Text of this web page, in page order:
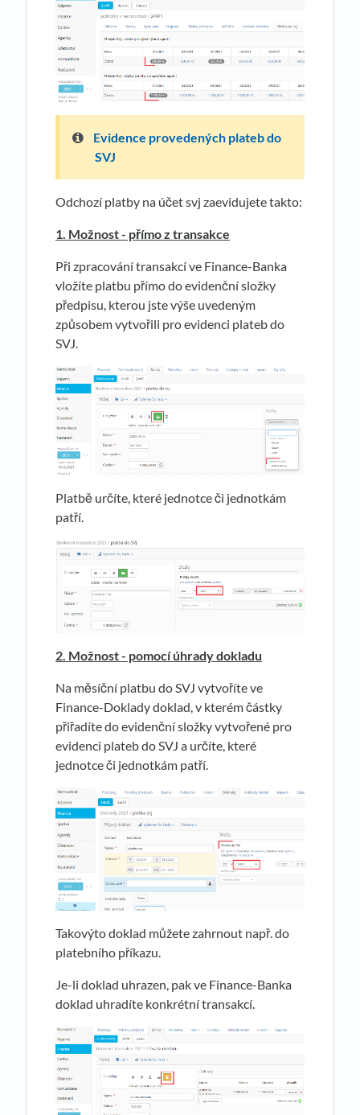
Evidence provedených plateb do
SVJ
Odchozí platby na účet svj zaevidujete takto:
1. Možnost - přímo z transakce
Při zpracování transakcí ve Finance-Banka
vložíte platbu přímo do evidenční složky
předpisu, kterou jste výše uvedeným
způsobem vytvořili pro evidenci plateb do
SVJ.
Platbě určíte, které jednotce či jednotkám
patří.
2. Možnost - pomocí úhrady dokladu
Na měsíční platbu do SVJ vytvoříte ve
Finance-Doklady doklad, v kterém částky
přiřadíte do evidenční složky vytvořené pro
evidenci plateb do SVJ a určíte, které
jednotce či jednotkám patří.
Takovýto doklad můžete zahrnout např. do
platebního příkazu.
Je-li doklad uhrazen, pak ve Finance-Banka
doklad uhradíte konkrétní transakcí.